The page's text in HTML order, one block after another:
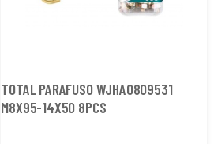
TOTAL PARAFUSO WJHA0809531
M8X95-14X50 8PCS